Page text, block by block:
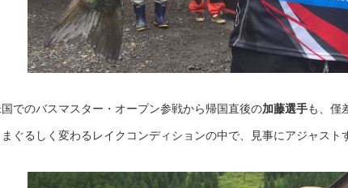
でのバスマスター・オープン参戦から帰国直後の加藤選手も、僅
まぐるしく変わるレイクコンディションの中で、見事にアジャスト